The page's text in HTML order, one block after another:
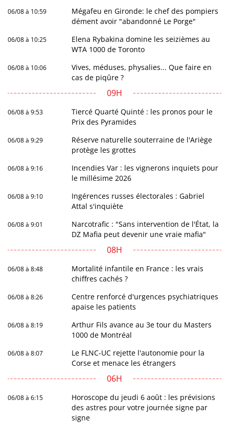
06/08 à 10:59
Mégafeu en Gironde: le chef des pompiers
dément avoir "abandonné Le Porge"
06/08 à 10:25
Elena Rybakina domine les seizièmes au
WTA 1000 de Toronto
06/08 à 10:06
Vives, méduses, physalies... Que faire en
cas de piqûre ?
09H
06/08 à 9:53
Tiercé Quarté Quinté : les pronos pour le
Prix des Pyramides
06/08 à 9:29
Réserve naturelle souterraine de l'Ariège
protège les grottes
06/08 à 9:16
Incendies Var : les vignerons inquiets pour
le millésime 2026
06/08 à 9:10
Ingérences russes électorales : Gabriel
Attal s'inquiète
06/08 à 9:01
Narcotrafic : "Sans intervention de l'État, la
DZ Mafia peut devenir une vraie mafia"
08H
06/08 à 8:48
Mortalité infantile en France : les vrais
chiffres cachés ?
06/08 à 8:26
Centre renforcé d'urgences psychiatriques
apaise les patients
06/08 à 8:19
Arthur Fils avance au 3e tour du Masters
1000 de Montréal
06/08 à 8:07
Le FLNC-UC rejette l'autonomie pour la
Corse et menace les étrangers
06H
06/08 à 6:15
Horoscope du jeudi 6 août : les prévisions
des astres pour votre journée signe par
signe